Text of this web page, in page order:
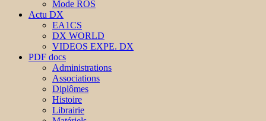
Mode ROS
Actu DX
EA1CS
DX WORLD
VIDEOS EXPE. DX
PDF docs
Administrations
Associations
Diplômes
Histoire
Librairie